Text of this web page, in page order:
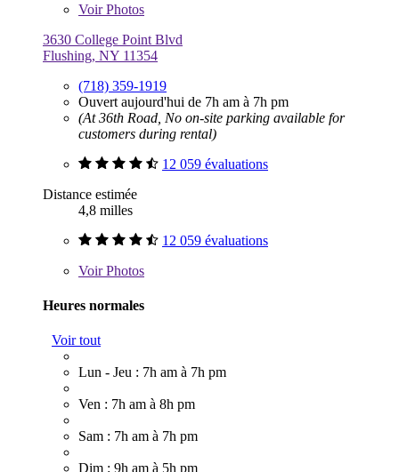
VoirPhotos
3630 College Point Blvd
Flushing, NY 11354
(718) 359-1919
Ouvert aujourd'hui de 7h am à 7h pm
(At 36th Road, No on-site parking available for
customers during rental)
12 059 évaluations
Distance estimée
4,8 milles
12 059 évaluations
VoirPhotos
Heures normales
Voir tout
Lun - Jeu : 7h am à 7h pm
Ven : 7h am à 8h pm
Sam : 7h am à 7h pm
Dim : 9h am à 5h pm